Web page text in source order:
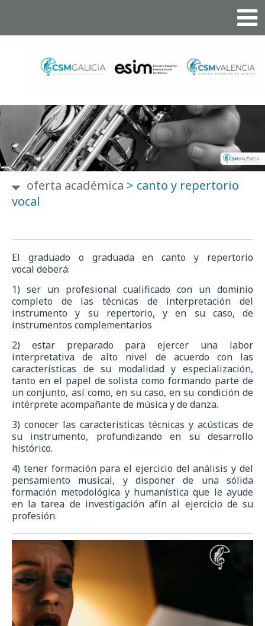
oferta académica > canto y repertorio
vocal
El graduado o graduada en canto y repertorio
vocal deberá:
1) ser un profesional cualificado con un dominio
completo de las técnicas de interpretación del
instrumento y su repertorio, y en su caso, de
instrumentos complementarios
2) estar preparado para ejercer una labor
interpretativa de alto nivel de acuerdo con las
características de su modalidad y especialización,
tanto en el papel de solista como formando parte de
un conjunto, así como, en su caso, en su condición de
intérprete acompañante de música y de danza.
3) conocer las características técnicas y acústicas de
su instrumento, profundizando en su desarrollo
histórico.
4) tener formación para el ejercicio del análisis y del
pensamiento musical, y disponer de una sólida
formación metodológica y humanística que le ayude
en la tarea de investigación afín al ejercicio de su
profesión.